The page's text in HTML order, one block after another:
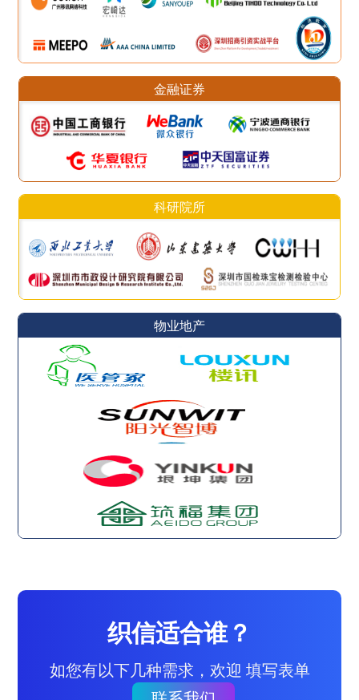
金融证券
科研院所
物业地产
织信适合谁？
如您有以下几种需求，欢迎 填写表单